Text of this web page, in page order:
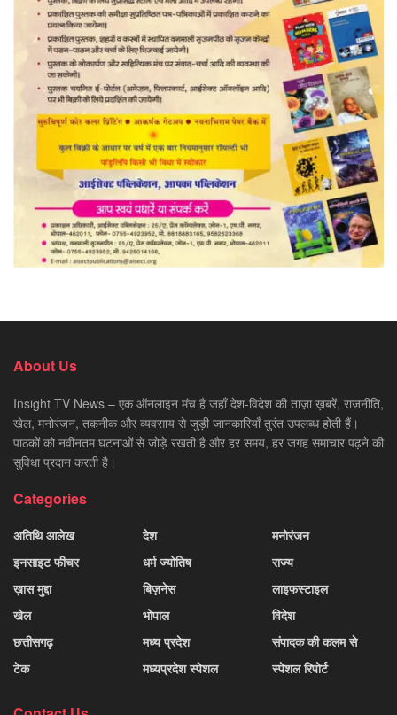
About Us
Insight TV News – एक ऑनलाइन मंच है जहाँ देश-विदेश की ताज़ा ख़बरें, राजनीति,
खेल, मनोरंजन, तकनीक और व्यवसाय से जुड़ी जानकारियाँ तुरंत उपलब्ध होती हैं।
पाठकों को नवीनतम घटनाओं से जोड़े रखती है और हर समय, हर जगह समाचार पढ़ने की
सुविधा प्रदान करती है।
Categories
अतिथि आलेख
इनसाइट फीचर
ख़ास मुद्दा
खेल
छत्तीसगढ़
टेक
देश
धर्म ज्योतिष
बिज़नेस
भोपाल
मध्य प्रदेश
मध्यप्रदेश स्पेशल
मनोरंजन
राज्य
लाइफस्टाइल
विदेश
संपादक की कलम से
स्पेशल रिपोर्ट